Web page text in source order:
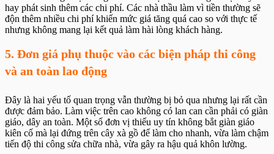
hay phát sinh thêm các chi phí. Các nhà thầu làm vì tiền thường sẽ
độn thêm nhiều chi phí khiến mức giá tăng quá cao so với thực tế
nhưng không mang lại kết quả làm hài lòng khách hàng.
5. Đơn giá phụ thuộc vào các biện pháp thi công
và an toàn lao động
Đây là hai yếu tố quan trọng vẫn thường bị bỏ qua nhưng lại rất cần
được đảm bảo. Làm việc trên cao không có lan can cần phải có giàn
giáo, dây an toàn. Một số đơn vị thiếu uy tín không bắt giàn giáo
kiên cố mà lại đứng trên cây xà gồ để làm cho nhanh, vừa làm chậm
tiến độ thi công sửa chữa nhà, vừa gây ra hậu quả khôn lường.